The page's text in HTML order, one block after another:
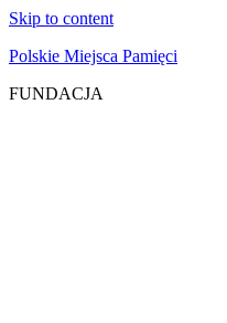
Skip to content
Polskie Miejsca Pamięci
FUNDACJA